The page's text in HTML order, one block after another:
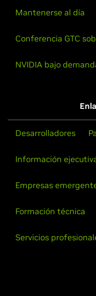
Mantenerse al día
Conferencia GTC
NVIDIA bajo
Desarrolladores
Información
Empresas
Formación técnica
Servicios